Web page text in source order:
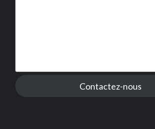
Contactez-nous